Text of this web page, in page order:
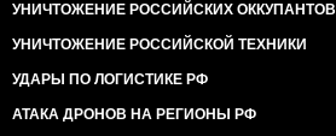
УНИЧТОЖЕНИЕ РОССИЙСКИХ ОККУПАНТОВ
УНИЧТОЖЕНИЕ РОССИЙСКОЙ ТЕХНИКИ
УДАРЫ ПО ЛОГИСТИКЕ РФ
АТАКА ДРОНОВ НА РЕГИОНЫ РФ